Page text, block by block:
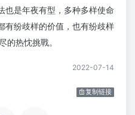
也是年夜有型，多种多样使命
有纷歧样的价值，也有纷歧样
的热忱挑戰。
2022-07-14
复制链接